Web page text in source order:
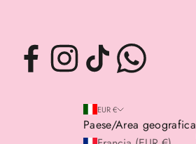
EUR €
Paese/Area geografica